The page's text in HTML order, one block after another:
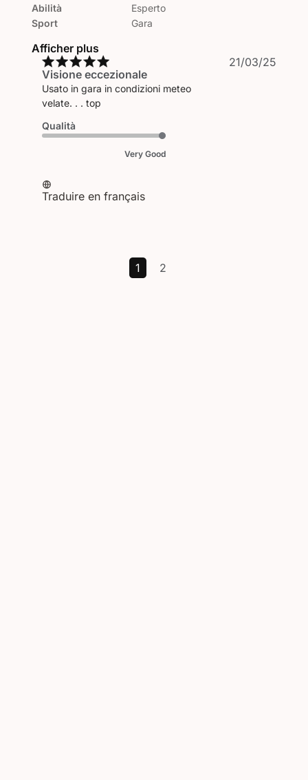
Abilità
Sport
Esperto
Gara
Afficher plus
Visione eccezionale
Usato in gara in condizioni meteo
velate. . . top
Qualità
Very Good
Traduire en français
Date
21/03/25
1 2